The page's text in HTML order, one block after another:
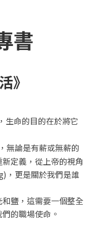
書
》
生命的目的在於將它
無論是有薪或無薪的
定義，從上帝的視角
，更是關於我們是誰
鹽，這需要一個整全
的職場使命。